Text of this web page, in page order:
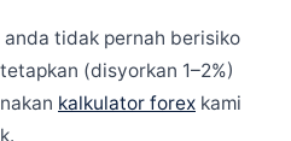
tidak pernah berisiko
(disyorkan 1–2%)
kalkulator forex kami